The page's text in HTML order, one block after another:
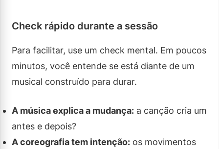
Check rápido durante a sessão
Para facilitar, use um check mental. Em poucos
minutos, você entende se está diante de um
musical construído para durar.
A música explica a mudança: a canção cria um
antes e depois?
A coreografia tem intenção: os movimentos